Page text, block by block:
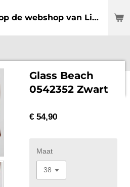
Welkom op de webshop van Lingerie Elly
Glass Beach
0542352 Zwart
€ 54,90
Maat